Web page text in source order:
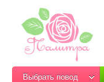
Выбрать повод